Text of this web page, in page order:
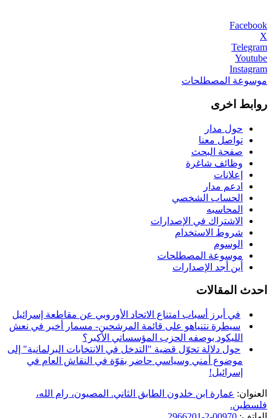
Facebook
X
Telegram
Youtube
Instagram
موسوعة المصطلحات
روابط اخرى
حول مدار
تواصل معنا
صفحة البحث
وظائف شاغرة
إعلانات
ادعم مدار
الحساب الشخصي
المحاسبه
الاشتراك في الإصدارات
شروط الاستخدام
الوسوم
موسوعة المصطلحات
أين أجد الإصدارات
احدث المقالات
في أبرز أسباب امتناع الاتحاد الأوروبي عن مقاطعة إسرائيل
سيطرة نتنياهو على قائمة المرشحين- مسمار أخير في نعش
الليكود بوصفه الحزب المؤسساتي الأكبر؟
حول دلالة تحوّل قضية "التدخل في الانتخابات البرلمانية" إلى
موضوع أمني وسياسي حاضر بقوّة في النقاش العام في
إسرائيل!
العنوان: عمارة ابن خلدون الطابق الثاني. المصيون، رام الله،
فلسطين.